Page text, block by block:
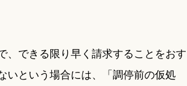
、できる限り早く請求することをおす
いという場合には、「調停前の仮処